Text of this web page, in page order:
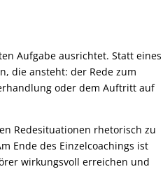
Aufgabe ausrichtet. Statt eines
die ansteht: der Rede zum
oder dem Auftritt auf
Redesituationen rhetorisch zu
Ende des Einzelcoachings ist
wirkungsvoll erreichen und